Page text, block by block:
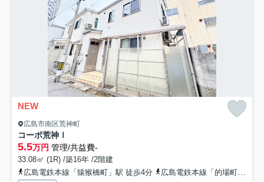
NEW
広島市南区荒神町
コーポ荒神Ⅰ
5.5万円 管理/共益費-
33.08㎡ (1R) /築16年 /2階建
広島電鉄本線「猿猴橋町」駅 徒歩4分
広島電鉄本線「的場町」駅 徒歩6分